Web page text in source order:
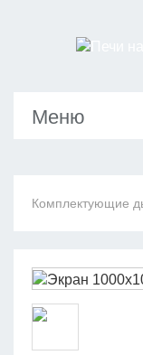
Меню
Комплектующие